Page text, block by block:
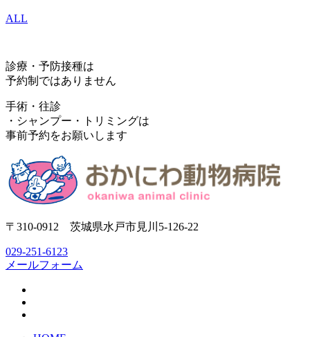
ALL
診療・予防接種は
予約制ではありません
手術・往診
・シャンプー・トリミングは
事前予約をお願いします
〒310-0912 茨城県水戸市見川5-126-22
029-251-6123
メールフォーム